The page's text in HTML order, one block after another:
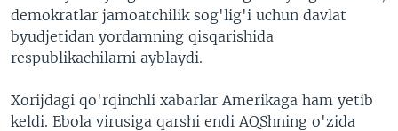
demokratlar jamoatchilik sog'lig'i uchun davlat
byudjetidan yordamning qisqarishida
respublikachilarni ayblaydi.
Xorijdagi qo'rqinchli xabarlar Amerikaga ham yetib
keldi. Ebola virusiga qarshi endi AQShning o'zida